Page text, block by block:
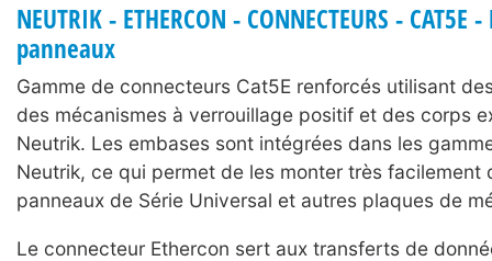
NEUTRIK - ETHERCON - CONNECTEURS -
panneaux
Gamme de connecteurs Cat5E renforcés utilisant
des mécanismes à verrouillage positif et des corps
Neutrik. Les embases sont intégrées dans les
Neutrik, ce qui permet de les monter très facilement
panneaux de Série Universal et autres plaques de
Le connecteur Ethercon sert aux transferts de